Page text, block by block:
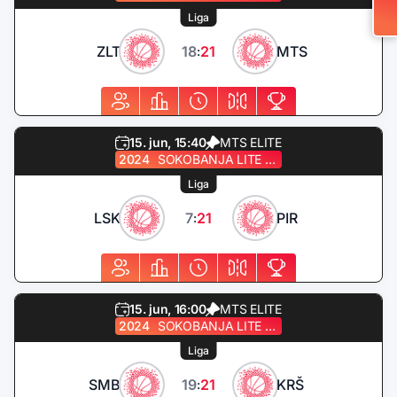
ZLT 18:21 MTS
Liga
15. jun, 15:40
MTS ELITE
2024
SOKOBANJA LITE QUEST
LSK 7:21 PIR
Liga
15. jun, 16:00
MTS ELITE
2024
SOKOBANJA LITE QUEST
SMB 19:21 KRŠ
Liga